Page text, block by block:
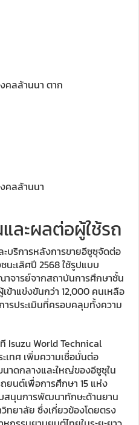
คลล้านนา ตาก
คลล้านนา
ละผลต่อผู้ใช้รถ
บริการหลังการขายอีซูซุจัดต่อ
นะเลิศปี 2568 ใช้รูปแบบ
จารย์จากสถาบันการศึกษาชั้น
ข้าแข่งขันกว่า 12,000 คนเหลือ
รประเมินที่ครอบคลุมทั้งความ
Isuzu World Technical
เทศ เพิ่มความเชื่อมั่นต่อ
าดกลางและใหญ่ของอีซูซุใน
ยนต์เพื่อการศึกษา 15 แห่ง
สนุนการพัฒนาทักษะด้านยาน
ทยาลัย ซึ่งเกี่ยวข้องโดยตรง